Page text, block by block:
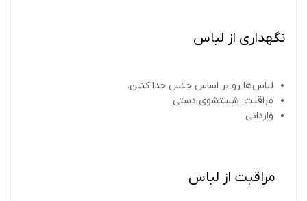
نگهداری از لباس
لباس‌ها رو بر اساس جنس جدا کنین.
مراقبت: شستشوی دستی
وارداتی
مراقبت از لباس